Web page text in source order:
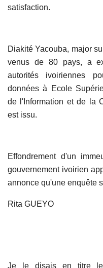
satisfaction.
Diakité Yacouba, major
venus de 80 pays, a
autorités ivoiriennes
données à Ecole
de l'Information et de la
est issu.
Effondrement d'un
gouvernement ivoirien
annonce qu'une enquête
Rita GUEYO
Je le disais en titre le